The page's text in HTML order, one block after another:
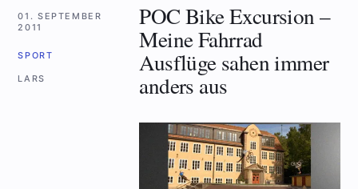
01. SEPTEMBER
2011
SPORT
LARS
POC Bike Excursion –
Meine Fahrrad
Ausflüge sahen immer
anders aus